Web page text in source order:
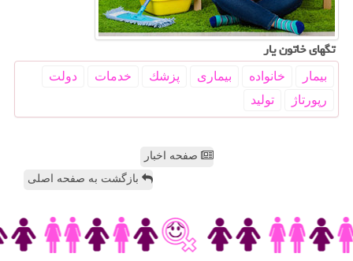
تگهای خاتون یار
بیمار خانواده بیماری پزشك خدمات
دولت
رپورتاژ
تولید
صفحه اخبار
بازگشت به صفحه اصلی